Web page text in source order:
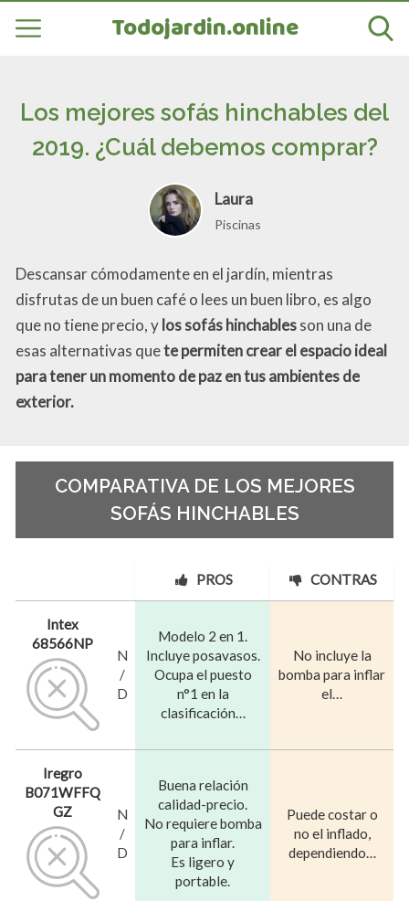
Todojardin.online
Los mejores sofás hinchables del
2019. ¿Cuál debemos comprar?
Laura
Piscinas
Descansar cómodamente en el jardín, mientras
disfrutas de un buen café o lees un buen libro, es algo
que no tiene precio, ylos sofás hinchablesson una de
esas alternativas quete permiten crear el espacio ideal
para tener un momento de paz en tus ambientes de
exterior.
COMPARATIVA DE LOS MEJORES
SOFÁS HINCHABLES
PROS CONTRAS
Intex
68566NP
N
/
D
Modelo 2 en 1.
Incluye posavasos.
Ocupa el puesto
n°1 en la
clasificación…
No incluye la
bomba para inflar
el…
Iregro
B071WFFQ
GZ
N
/
D
Buena relación
calidad-precio.
No requiere bomba
para inflar.
Es ligero y
portable.
Puede costar o
no el inflado,
dependiendo…